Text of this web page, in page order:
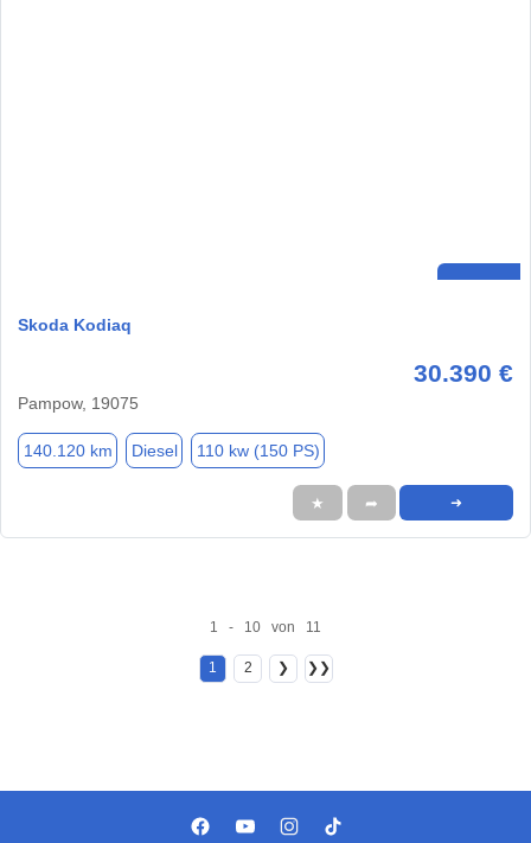
Skoda Kodiaq
30.390 €
Pampow, 19075
140.120 km Diesel 110 kw (150 PS)
★ ➦ ➜
1 - 10 von 11
1 2 ❯ ❯❯